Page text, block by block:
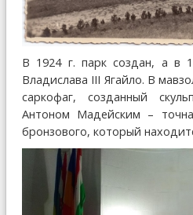
В 1924 г. парк создан, а в
Владислава III Ягайло. В
саркофаг, созданный
Антоном Мадейским –
бронзового, который